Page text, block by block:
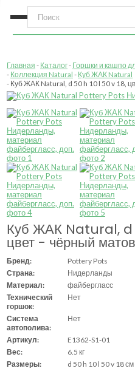
Главная Каталог Горшки и кашпо
Коллекция Natural
Куб ЖАК Natural
Куб ЖАК Natural, d 50 h 10 l 50 v 18,
Куб ЖАК Natural, d
цвет - чёрный
Бренд:
Pottery Pots
Страна:
Нидерланды
Материал:
файбергласс
Технический
горшок:
Нет
Система
автополива:
Нет
Артикул:
E1362-S1-01
Вес:
6.5 кг
Размеры:
d 50 h 10 l 50 v 18 см